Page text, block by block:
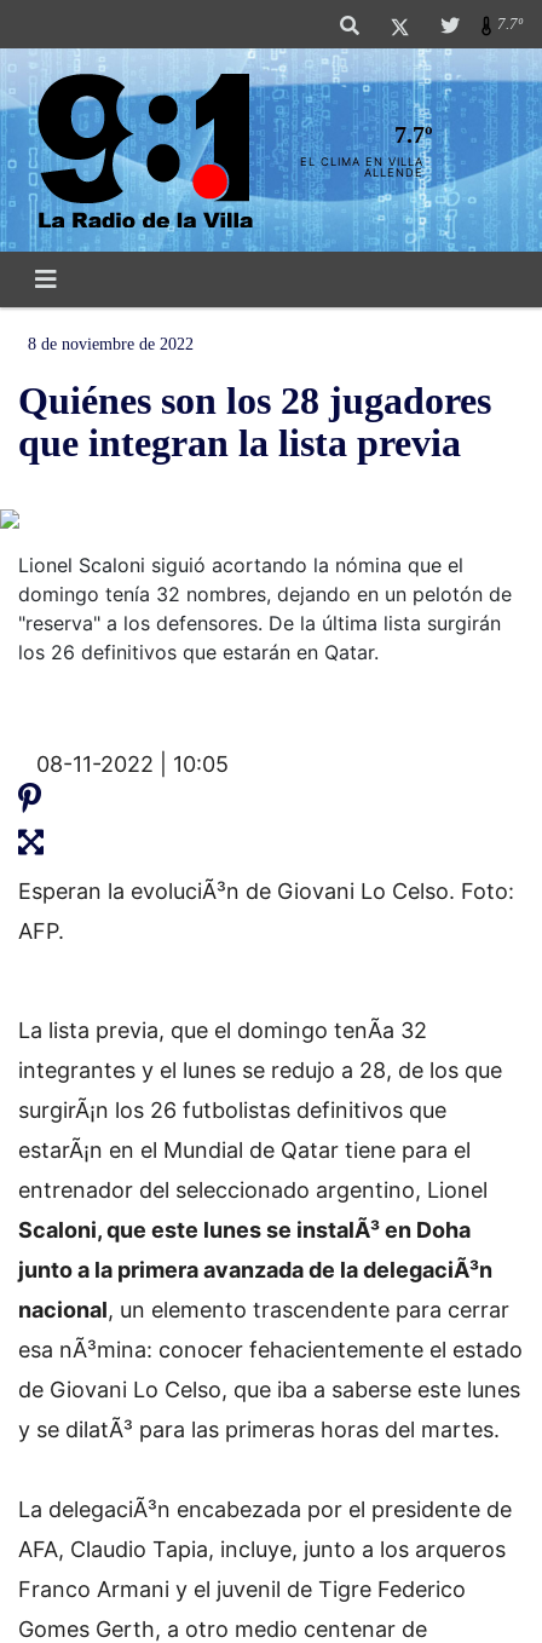
7.7º
7.7º
EL CLIMA EN VILLA
ALLENDE
8 de noviembre de 2022
Quiénes son los 28 jugadores
que integran la lista previa
Lionel Scaloni siguió acortando la nómina que el
domingo tenía 32 nombres, dejando en un pelotón de
"reserva" a los defensores. De la última lista surgirán
los 26 definitivos que estarán en Qatar.
08-11-2022 | 10:05
Esperan la evoluciÃ³n de Giovani Lo Celso. Foto:
AFP.
La lista previa, que el domingo tenÃ­a 32
integrantes y el lunes se redujo a 28, de los que
surgirÃ¡n los 26 futbolistas definitivos que
estarÃ¡n en el Mundial de Qatar tiene para el
entrenador del seleccionado argentino, Lionel
Scaloni, que este lunes se instalÃ³ en Doha
junto a la primera avanzada de la delegaciÃ³n
nacional, un elemento trascendente para cerrar
esa nÃ³mina: conocer fehacientemente el estado
de Giovani Lo Celso, que iba a saberse este lunes
y se dilatÃ³ para las primeras horas del martes.
La delegaciÃ³n encabezada por el presidente de
AFA, Claudio Tapia, incluye, junto a los arqueros
Franco Armani y el juvenil de Tigre Federico
Gomes Gerth, a otro medio centenar de